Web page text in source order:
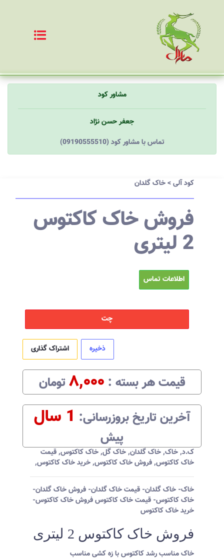
مشاور کود
جعفر حسن نژاد
(09190555510) تماس با مشاور کود
کود آلی>خاک گلدان
فروش خاک کاکتوس
2 لیتری
اطلاعات تماس
چت
ذخیره اشتراک گذاری
قیمت هربسته :‌ ۸,۰۰۰تومان
آخرین تاریخ بروزرسانی:‌ 1 سال
پیش
ک.د,خاک,خاک گلدان,خاک گل,خاک کاکتوس,قیمت
خاک کاکتوس,فروش خاک کاکتوس,خرید خاک کاکتوس,
خاک- خاک گلدان- قیمت خاک گلدان- فروش خاک گلدان-
خاک کاکتوس- قیمت خاک کاکتوس فروش خاک کاکتوس-
خرید خاک کاکتوس
فروش خاک کاکتوس 2 لیتری
خاک مناسب رشد کاکتوس با زه کشی مناسب